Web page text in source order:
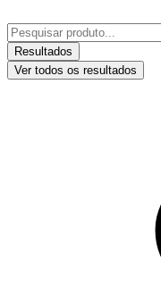
para
o
conteúdo
Pesquisar
...Resultados
Ver todos os resultados